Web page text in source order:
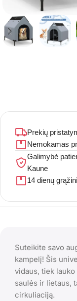
Prekių
Nemokamas
Galimybė
Kaune
14 dienų
Suteikite savo
kampelį! Šis
vidaus, tiek
saulės ir lietaus,
cirkuliaciją.